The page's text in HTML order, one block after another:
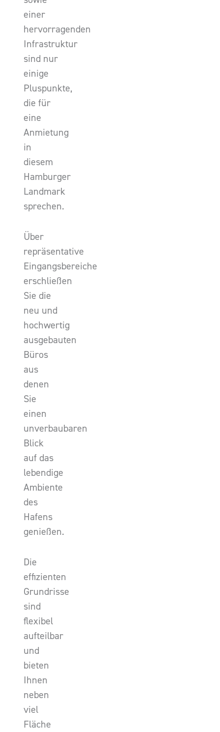
einer
hervorragenden
Infrastruktur
sind nur
einige
Pluspunkte,
die für
eine
Anmietung
in
diesem
Hamburger
Landmark
sprechen.
Über
repräsentative
Eingangsbereiche
erschließen
Sie die
neu und
hochwertig
ausgebauten
Büros
aus
denen
Sie
einen
unverbaubaren
Blick
auf das
lebendige
Ambiente
des
Hafens
genießen.
Die
effizienten
Grundrisse
sind
flexibel
aufteilbar
und
bieten
Ihnen
neben
viel
Fläche